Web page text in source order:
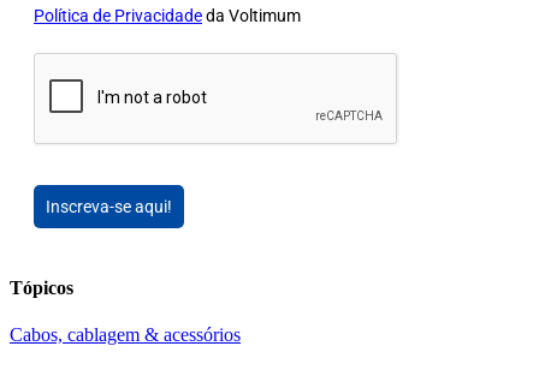
Política de Privacidadeda Voltimum
Inscreva-se aqui!
Tópicos
Cabos, cablagem & acessórios